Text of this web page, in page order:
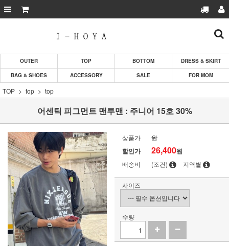
OUTER TOP BOTTOM
DRESS & SKIRT
BAG & SHOES
ACCESSORY SALE FOR MOM
TOP top top
어센틱 피그먼트 맨투맨 : 주니어 15호 30%
상품가 원
할인가 26,400원
배송비 (조건) 지역별
사이즈
수량